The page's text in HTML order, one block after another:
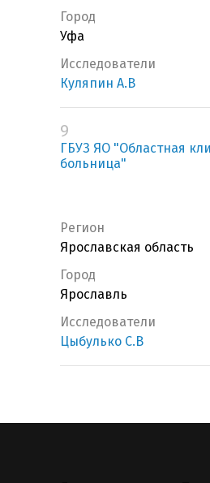
Город
Уфа
Исследователи
Куляпин А.В
9
ГБУЗ ЯО "Областная
больница"
Регион
Ярославская область
Город
Ярославль
Исследователи
Цыбулько С.В